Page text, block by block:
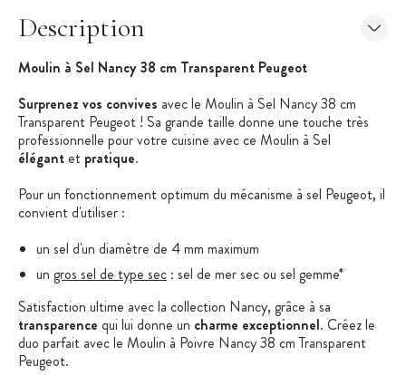
Description
Moulin à Sel Nancy 38 cm Transparent Peugeot
Surprenez vos convives avec le Moulin à Sel Nancy 38 cm
Transparent Peugeot ! Sa grande taille donne une touche très
professionnelle pour votre cuisine avec ce Moulin à Sel
élégant et pratique.
Pour un fonctionnement optimum du mécanisme à sel Peugeot, il
convient d'utiliser :
un sel d'un diamètre de 4 mm maximum
un gros sel de type sec : sel de mer sec ou sel gemme*
Satisfaction ultime avec la collection Nancy, grâce à sa
transparence qui lui donne un charme exceptionnel. Créez le
duo parfait avec le Moulin à Poivre Nancy 38 cm Transparent
Peugeot.